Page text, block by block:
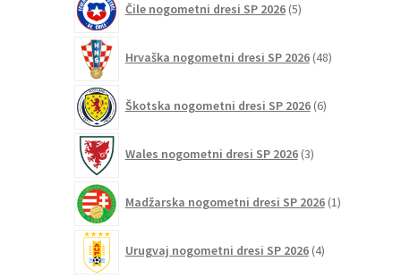
Čile nogometni dresi SP 2026 5izdelkov
Hrvaška nogometni dresi SP 2026 48izdelkov
Škotska nogometni dresi SP 2026 6izdelkov
Wales nogometni dresi SP 2026 3izdelki
Madžarska nogometni dresi SP 2026 1izdelek
Urugvaj nogometni dresi SP 2026 4izdelki